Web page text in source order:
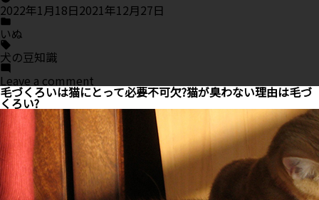
2022年1月18日2021年12月27日
Posted
in
いぬ
Tags:
犬の豆知識
Leave a comment
【犬
の
豆
知
識】
い
く
つ
知
っ
毛づくろいは猫にとって必要不可欠?猫が臭わない理由は毛づ
くろい?